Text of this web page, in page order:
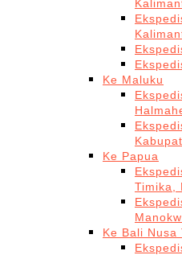
Ke Maluku
Ke Papua
Timika,
Ke Bali Nusa